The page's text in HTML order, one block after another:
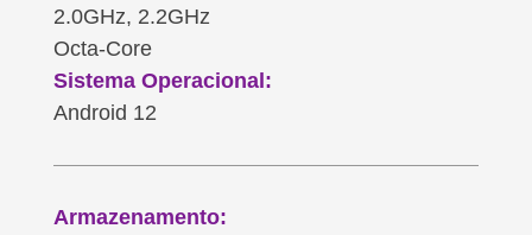
2.0GHz, 2.2GHz
Octa-Core
Sistema Operacional:
Android 12
Armazenamento: